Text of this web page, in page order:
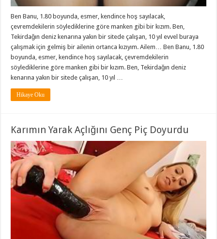
Ben Banu, 1.80 boyunda, esmer, kendince hoş sayılacak,
çevremdekilerin söylediklerine göre manken gibi bir kızım. Ben,
Tekirdağın deniz kenarına yakın bir sitede çalışan, 10 yıl evvel buraya
çalışmak için gelmiş bir ailenin ortanca kızıyım. Ailem… Ben Banu, 1.80
boyunda, esmer, kendince hoş sayılacak, çevremdekilerin
söylediklerine göre manken gibi bir kızım. Ben, Tekirdağın deniz
kenarına yakın bir sitede çalışan, 10 yıl …
Hikaye Oku
Karımın Yarak Açlığını Genç Piç Doyurdu